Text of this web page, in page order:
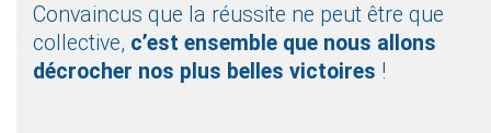
Convaincus que la réussite ne peut être que
collective, c’est ensemble que nous allons
décrocher nos plus belles victoires !